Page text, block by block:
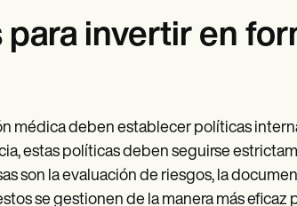
invertir en
médica deben establecer políticas
estas políticas deben seguirse
son la evaluación de riesgos, la
se gestionen de la manera más